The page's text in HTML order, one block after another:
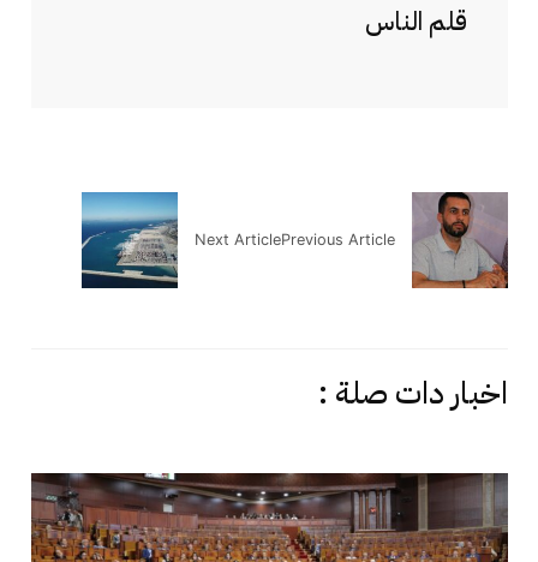
قلم الناس
Previous Article
Next Article
اخبار دات صلة :